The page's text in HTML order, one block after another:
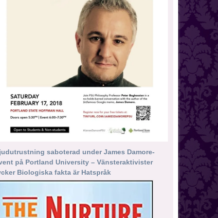
saboterad under James Damore-
på Portland University – Vänsteraktivister
Biologiska fakta är Hatspråk